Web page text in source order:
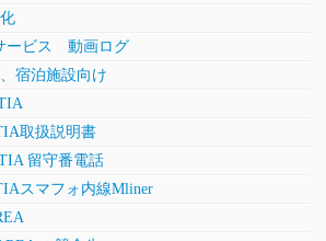
ービス 動画ログ
宿泊施設向け
取扱説明書
留守番電話
スマフォ内線Mliner